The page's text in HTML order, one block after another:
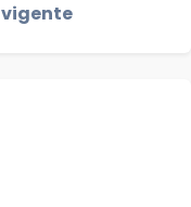
vigente